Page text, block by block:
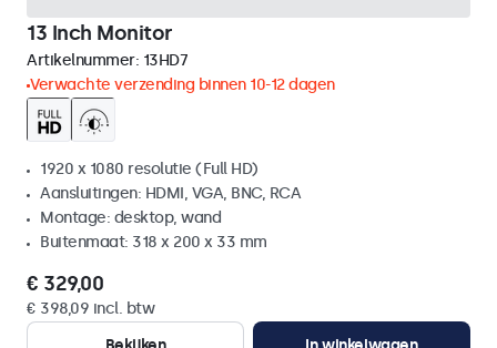
13 Inch Monitor
Artikelnummer: 13HD7
Verwachte verzending binnen 10-12 dagen
1920 x 1080 resolutie (Full HD)
Aansluitingen: HDMI, VGA, BNC, RCA
Montage: desktop, wand
Buitenmaat: 318 x 200 x 33 mm
€ 329,00
€ 398,09 incl. btw